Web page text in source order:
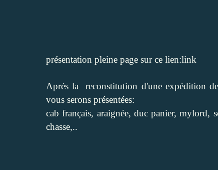
présentation pleine page sur ce lien:link
Aprés la reconstitution d'une expédition
vous serons présentées:
cab français, araignée, duc panier, mylord,
chasse,..